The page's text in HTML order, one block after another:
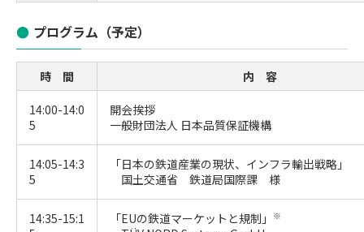
プログラム（予定）
時 間 内 容
14:00-14:0
5
開会挨拶
一般財団法人 日本品質保証機構
14:05-14:3
5
「日本の鉄道産業の現状、インフラ輸出戦略」
国土交通省 鉄道局国際課 様
14:35-15:1
「EUの鉄道マーケットと規制」 ※